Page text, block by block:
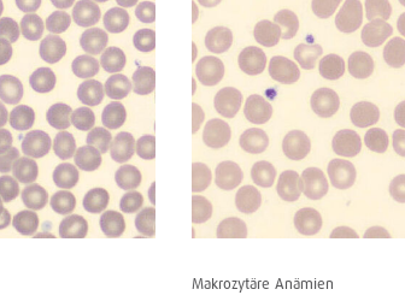
Makrozytäre Anämien